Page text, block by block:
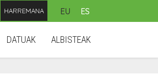
HARREMANA EU ES
DATUAK ALBISTEAK